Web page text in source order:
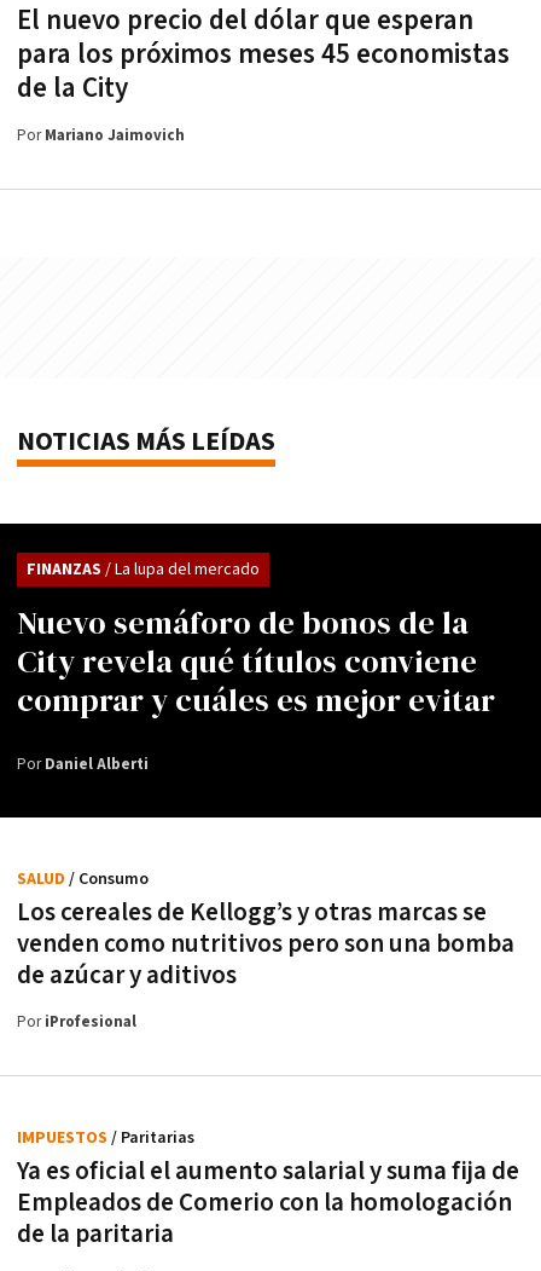
El nuevo precio del dólar que esperan
para los próximos meses 45 economistas
de la City
PorMariano Jaimovich
NOTICIAS MÁS LEÍDAS
Nuevo semáforo de bonos de la
City revela qué títulos conviene
comprar y cuáles es mejor evitar
FINANZAS / La lupa del mercado
PorDaniel Alberti
Los cereales de Kellogg’s y otras marcas se
venden como nutritivos pero son una bomba
de azúcar y aditivos
SALUD / Consumo
PoriProfesional
Ya es oficial el aumento salarial y suma fija de
Empleados de Comerio con la homologación
de la paritaria
IMPUESTOS / Paritarias